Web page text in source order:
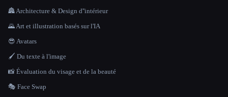
🏯 Architecture & Design d''intérieur
🌄 Art et illustration basés sur l'IA
😎 Avatars
🖌️ Du texte à l'image
📸 Évaluation du visage et de la beauté
🎭 Face Swap